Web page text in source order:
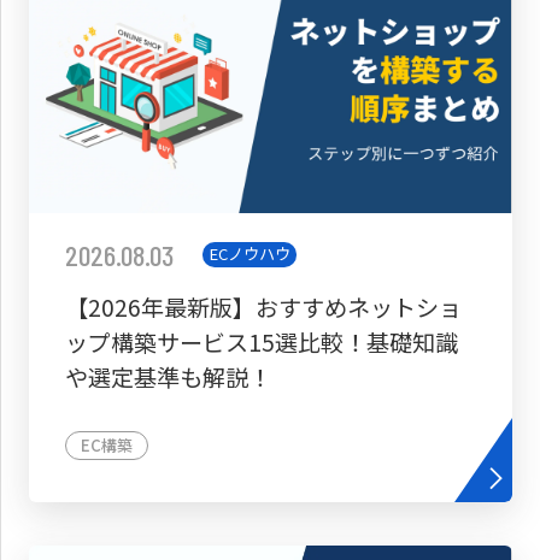
2026.08.03 ECノウハウ
【2026年最新版】おすすめネットショ
ップ構築サービス15選比較！基礎知識
や選定基準も解説！
EC構築